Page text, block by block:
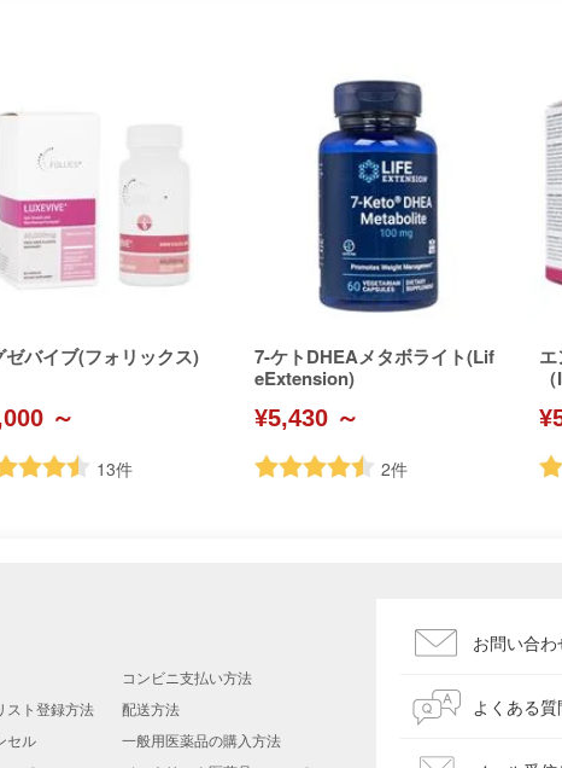
ゼバイブ(フォリックス)
～
13件
7-ケトDHEAメタボライト(Lif
eExtension)
¥5,430 ～
2件
コンビニ支払い方法
スト登録方法
配送方法
セル
一般用医薬品の購入方法
お問い合わ
よくある質